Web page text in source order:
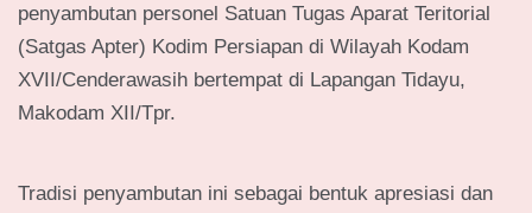
penyambutan personel Satuan Tugas Aparat Teritorial
(Satgas Apter) Kodim Persiapan di Wilayah Kodam
XVII/Cenderawasih bertempat di Lapangan Tidayu,
Makodam XII/Tpr.
Tradisi penyambutan ini sebagai bentuk apresiasi dan